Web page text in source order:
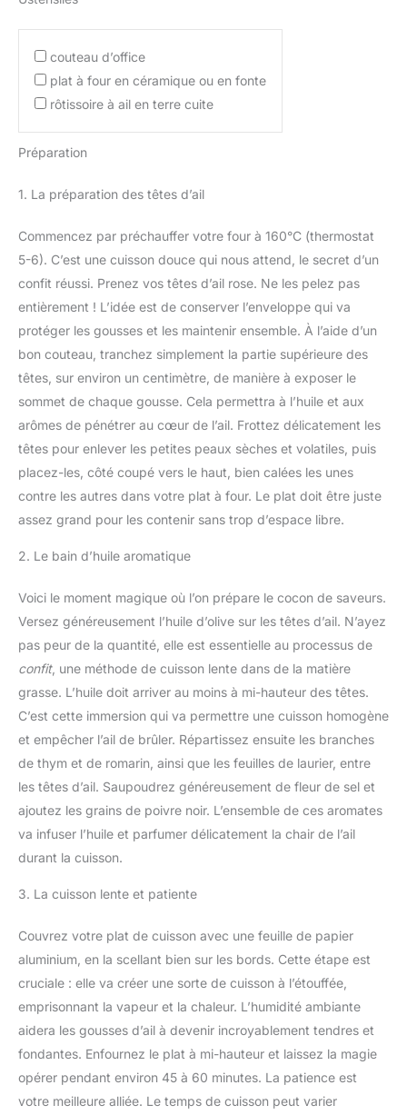
couteau d’office
plat à four en céramique ou en fonte
rôtissoire à ail en terre cuite
Préparation
1. La préparation des têtes d’ail
Commencez par préchauffer votre four à 160°C (thermostat
5-6). C’est une cuisson douce qui nous attend, le secret d’un
confit réussi. Prenez vos têtes d’ail rose. Ne les pelez pas
entièrement ! L’idée est de conserver l’enveloppe qui va
protéger les gousses et les maintenir ensemble. À l’aide d’un
bon couteau, tranchez simplement la partie supérieure des
têtes, sur environ un centimètre, de manière à exposer le
sommet de chaque gousse. Cela permettra à l’huile et aux
arômes de pénétrer au cœur de l’ail. Frottez délicatement les
têtes pour enlever les petites peaux sèches et volatiles, puis
placez-les, côté coupé vers le haut, bien calées les unes
contre les autres dans votre plat à four. Le plat doit être juste
assez grand pour les contenir sans trop d’espace libre.
2. Le bain d’huile aromatique
Voici le moment magique où l’on prépare le cocon de saveurs.
Versez généreusement l’huile d’olive sur les têtes d’ail. N’ayez
pas peur de la quantité, elle est essentielle au processus de
confit, une méthode de cuisson lente dans de la matière
grasse. L’huile doit arriver au moins à mi-hauteur des têtes.
C’est cette immersion qui va permettre une cuisson homogène
et empêcher l’ail de brûler. Répartissez ensuite les branches
de thym et de romarin, ainsi que les feuilles de laurier, entre
les têtes d’ail. Saupoudrez généreusement de fleur de sel et
ajoutez les grains de poivre noir. L’ensemble de ces aromates
va infuser l’huile et parfumer délicatement la chair de l’ail
durant la cuisson.
3. La cuisson lente et patiente
Couvrez votre plat de cuisson avec une feuille de papier
aluminium, en la scellant bien sur les bords. Cette étape est
cruciale : elle va créer une sorte de cuisson à l’étouffée,
emprisonnant la vapeur et la chaleur. L’humidité ambiante
aidera les gousses d’ail à devenir incroyablement tendres et
fondantes. Enfournez le plat à mi-hauteur et laissez la magie
opérer pendant environ 45 à 60 minutes. La patience est
votre meilleure alliée. Le temps de cuisson peut varier